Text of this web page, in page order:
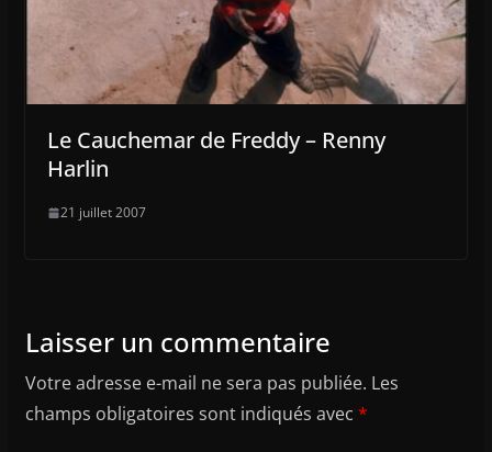
Le Cauchemar de Freddy – Renny
Harlin
21 juillet 2007
Laisser un commentaire
Votre adresse e-mail ne sera pas publiée. Les
champs obligatoires sont indiqués avec *